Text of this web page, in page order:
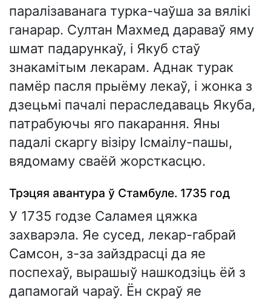
паралізаванага турка-чаўша за вялікі
ганарар. Султан Махмед дараваў яму
шмат падарункаў, і Якуб стаў
знакамітым лекарам. Аднак турак
памёр пасля прыёму лекаў, і жонка з
дзецьмі пачалі пераследаваць Якуба,
патрабуючы яго пакарання. Яны
падалі скаргу візіру Ісмаілу-пашы,
вядомаму сваёй жорсткасцю.
Трэцяя авантура ў Стамбуле. 1735 год
У 1735 годзе Саламея цяжка
захварэла. Яе сусед, лекар-габрай
Самсон, з-за зайздрасці да яе
поспехаў, вырашыў нашкодзіць ёй з
дапамогай чараў. Ён скраў яе